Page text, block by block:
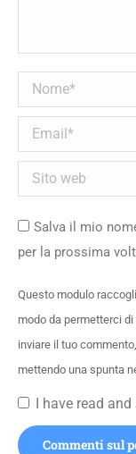
Nome *
Email *
Sito web
Salva il mio
per la prossima
Questo modulo
modo da permetterci
inviare il tuo
mettendo una spunta
I have read
Commenti sul